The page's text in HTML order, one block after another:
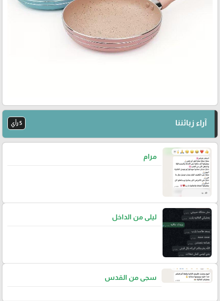
آراء زبائننا 5 رأي
مرام
ليلى من الداخل
سجى من القدس